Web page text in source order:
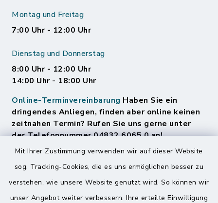
Mit Ihrer Zustimmung verwenden wir auf dieser Website
sog. Tracking-Cookies, die es uns ermöglichen besser zu
verstehen, wie unsere Website genutzt wird. So können wir
unser Angebot weiter verbessern. Ihre erteilte Einwilligung
Montag und Freitag
7:00 Uhr - 12:00 Uhr
Dienstag und Donnerstag
8:00 Uhr - 12:00 Uhr
14:00 Uhr - 18:00 Uhr
Online-Terminvereinbarung Haben Sie ein
dringendes Anliegen, finden aber online keinen
zeitnahen Termin? Rufen Sie uns gerne unter
der Telefonnummer 04832 6065 0 an!
Quicklinks
Amt Mitteldithmarschen